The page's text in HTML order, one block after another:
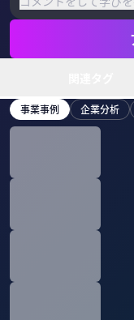
事業事例 企業分析